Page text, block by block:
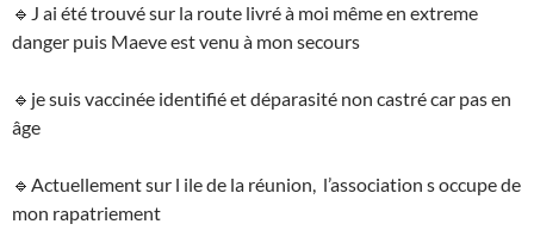
🔹J ai été trouvé sur la route livré à moi même en extreme
danger puis Maeve est venu à mon secours
🔹je suis vaccinée identifié et déparasité non castré car pas en
âge
🔹Actuellement sur l ile de la réunion, l’association s occupe de
mon rapatriement